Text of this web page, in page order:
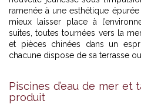
ramenée à une esthétique épurée
mieux laisser place à
suites, toutes tournées vers la
et pièces chinées dans un
chacune dispose de sa terrasse
Piscines d’eau de mer
produit